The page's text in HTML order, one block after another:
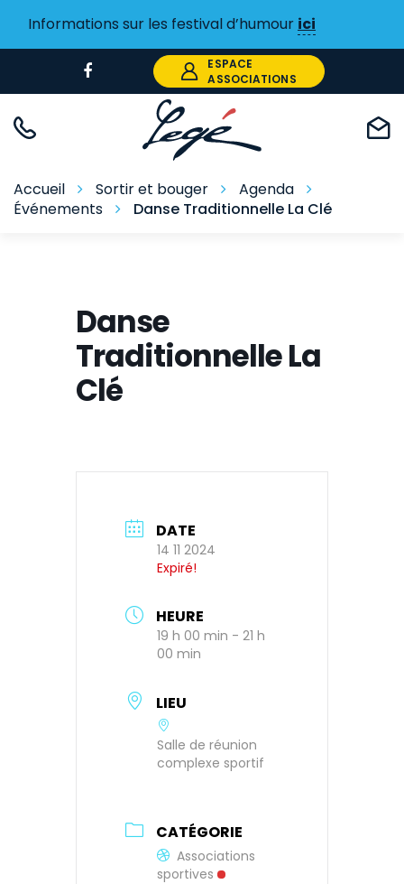
Informations sur les festival d’humour ici
vers
Facebook
ESPACE
ASSOCIATIONS
Accueil Sortir et bouger
Agenda
Événements
Danse Traditionnelle La Clé
Danse
Traditionnelle La
Clé
DATE
14 11 2024
Expiré!
HEURE
19 h 00 min - 21 h
00 min
LIEU
Salle de réunion
complexe sportif
CATÉGORIE
Associations
sportives